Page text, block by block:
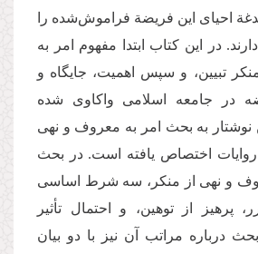
احیای این فریضة فراموش‌شده را
در این کتاب ابتدا مفهوم امر به
تبیین، و سپس اهمیت، جایگاه و
در جامعه اسلامی واکاوی شده
به بحث امر به معروف و نهی
روایات اختصاص یافته است. در بحث
و نهی از منکر، سه شرط اساسی
از توهین، و احتمال تأثیر
درباره مراتب آن نیز با دو بیان